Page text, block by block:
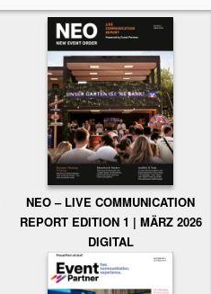
NEO – LIVE COMMUNICATION
REPORT EDITION 1 | MÄRZ 2026
DIGITAL